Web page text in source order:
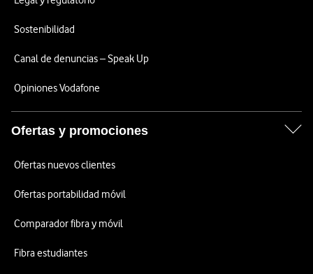
Sostenibilidad
Canal de denuncias – Speak Up
Opiniones Vodafone
Ofertas y promociones
Ofertas nuevos clientes
Ofertas portabilidad móvil
Comparador fibra y móvil
Fibra estudiantes